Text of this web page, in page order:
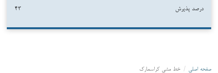
درصد پذیرش ۴۳
صفحه اصلی / خط مشی کراسمارک